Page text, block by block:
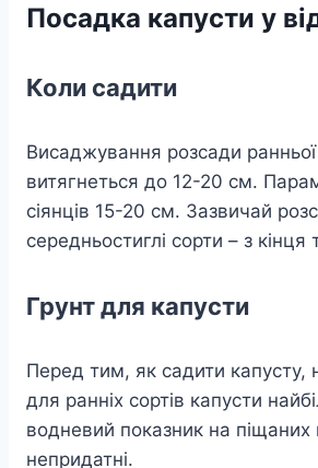
Посадка капусти у
Коли садити
Висаджування розсади ранньої
витягнеться до 12-20 см.
сіянців 15-20 см. Зазвичай
середньостиглі сорти – з
Грунт для капусти
Перед тим, як садити капусту,
для ранніх сортів капусти
водневий показник на піщаних
непридатні.